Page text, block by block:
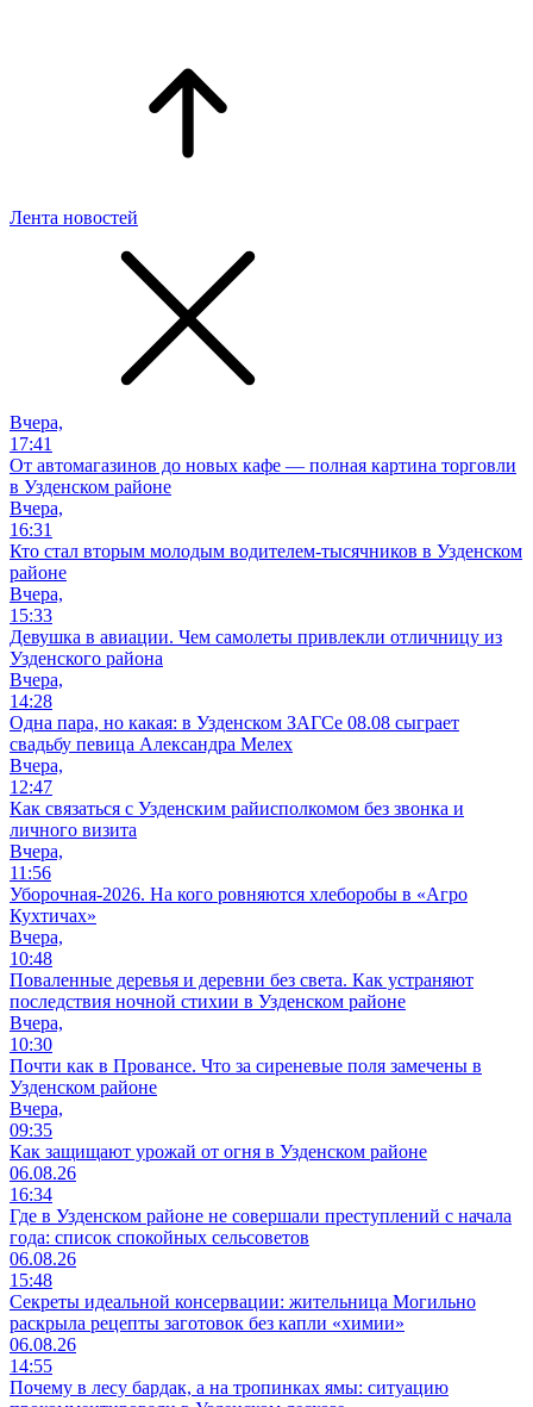
Лента новостей
Вчера,
17:41
От автомагазинов до новых кафе — полная картина торговли
в Узденском районе
Вчера,
16:31
Кто стал вторым молодым водителем-тысячников в Узденском
районе
Вчера,
15:33
Девушка в авиации. Чем самолеты привлекли отличницу из
Узденского района
Вчера,
14:28
Одна пара, но какая: в Узденском ЗАГСе 08.08 сыграет
свадьбу певица Александра Мелех
Вчера,
12:47
Как связаться с Узденским райисполкомом без звонка и
личного визита
Вчера,
11:56
Уборочная-2026. На кого ровняются хлеборобы в «Агро
Кухтичах»
Вчера,
10:48
Поваленные деревья и деревни без света. Как устраняют
последствия ночной стихии в Узденском районе
Вчера,
10:30
Почти как в Провансе. Что за сиреневые поля замечены в
Узденском районе
Вчера,
09:35
Как защищают урожай от огня в Узденском районе
06.08.26
16:34
Где в Узденском районе не совершали преступлений с начала
года: список спокойных сельсоветов
06.08.26
15:48
Секреты идеальной консервации: жительница Могильно
раскрыла рецепты заготовок без капли «химии»
06.08.26
14:55
Почему в лесу бардак, а на тропинках ямы: ситуацию